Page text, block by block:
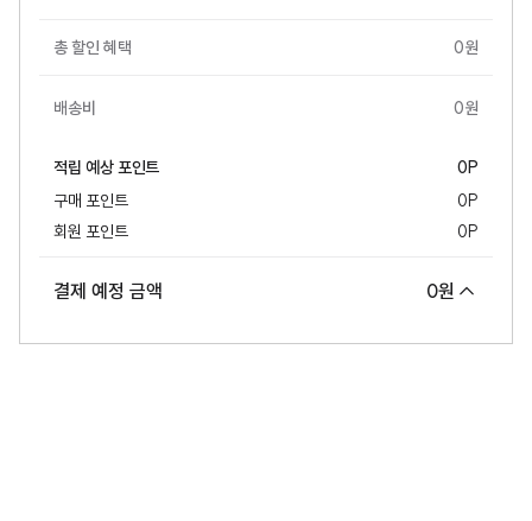
총 할인 혜택 0원
배송비 0원
적립 예상포인트 0P
구매 포인트 0P
회원 포인트 0P
결제 예정 금액 0원